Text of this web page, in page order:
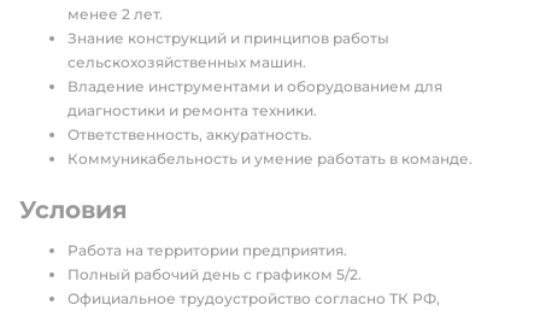
менее 2 лет.
Знание конструкций и принципов работы
сельскохозяйственных машин.
Владение инструментами и оборудованием для
диагностики и ремонта техники.
Ответственность, аккуратность.
Коммуникабельность и умение работать в команде.
Условия
Работа на территории предприятия.
Полный рабочий день с графиком 5/2.
Официальное трудоустройство согласно ТК РФ,